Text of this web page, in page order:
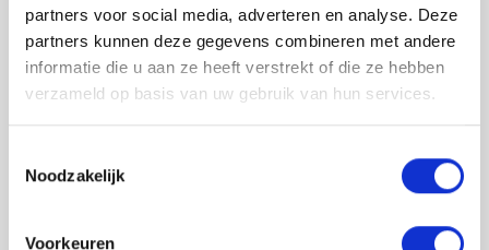
partners voor social media, adverteren en analyse. Deze
partners kunnen deze gegevens combineren met andere
informatie die u aan ze heeft verstrekt of die ze hebben
verzameld op basis van uw gebruik van hun services.
Noodzakelijk
Voorkeuren
Jouw feedback wordt verwerkt door de